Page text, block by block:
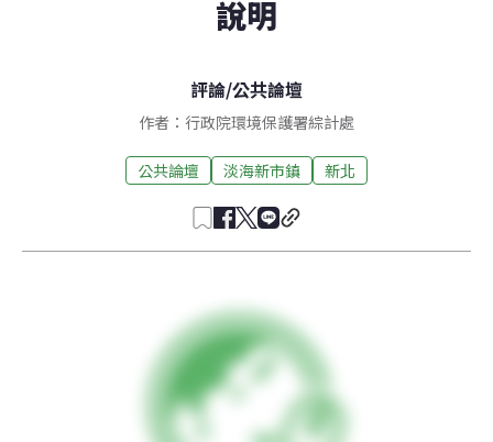
說明
評論/公共論壇
作者：行政院環境保護署綜計處
公共論壇 淡海新市鎮 新北